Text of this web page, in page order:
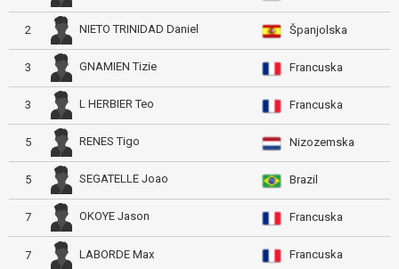
2 NIETO TRINIDAD Daniel Španjolska
3 GNAMIEN Tizie Francuska
3 L HERBIER Teo Francuska
5 RENES Tigo Nizozemska
5 SEGATELLE Joao Brazil
7 OKOYE Jason Francuska
7 LABORDE Max Francuska